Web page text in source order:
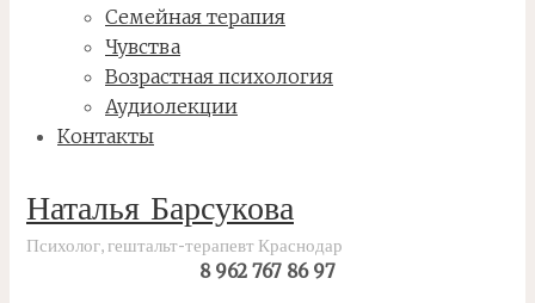
Семейная терапия
Чувства
Возрастная психология
Аудиолекции
Контакты
Наталья Барсукова
Психолог, гештальт-терапевт Краснодар
8 962 767 86 97